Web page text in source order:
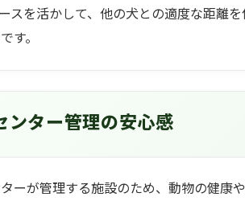
スを活かして、他の犬との適度な距離
す。
ンター管理の安心感
ーが管理する施設のため、動物の健康